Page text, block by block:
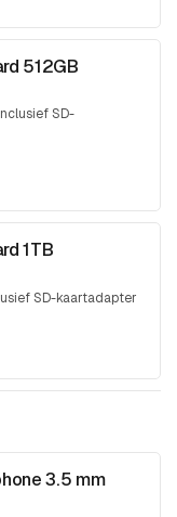
512GB
SD-
1TB
SD-kaartadapter
3.5 mm